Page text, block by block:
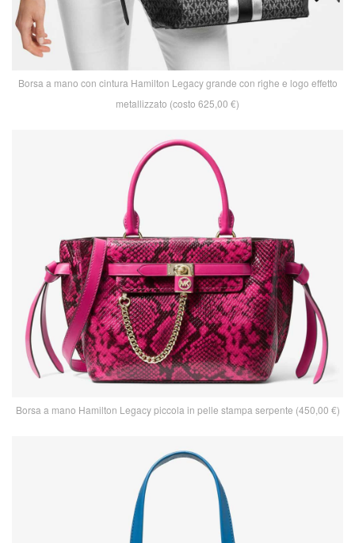
Borsa a mano con cintura Hamilton Legacy grande con righe e logo effetto
metallizzato (costo 625,00 €)
Borsa a mano Hamilton Legacy piccola in pelle stampa serpente (450,00 €)